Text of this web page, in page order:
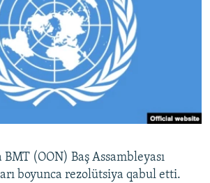
(OON) Baş Assambleyası
boyunca rezolütsiya qabul etti.